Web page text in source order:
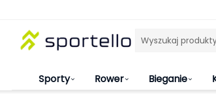
Sporty Rower Bieganie